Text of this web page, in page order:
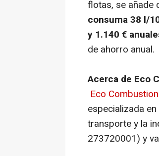
flotas, se añade
consuma 38 l/
y 1.140 €
de ahorro anual.
Acerca de Eco
Eco
especializada
transporte y la
273720001) y